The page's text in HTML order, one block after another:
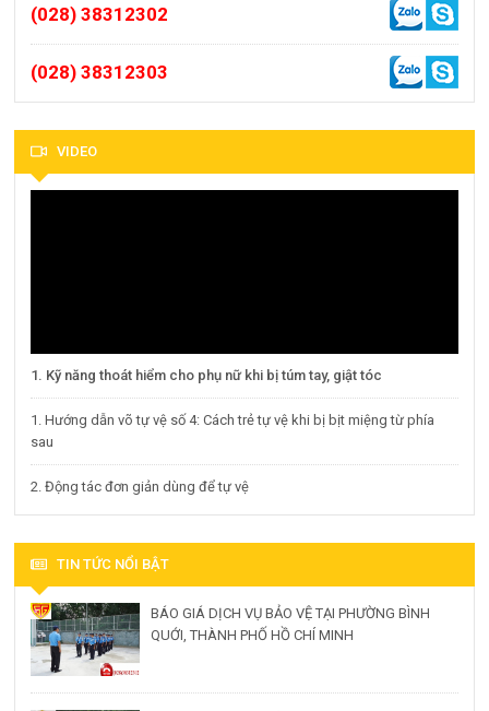
(028) 38312302
(028) 38312303
VIDEO
1. Kỹ năng thoát hiểm cho phụ nữ khi bị túm tay, giật tóc
1. Hướng dẫn võ tự vệ số 4: Cách trẻ tự vệ khi bị bịt miệng từ phía
sau
2. Động tác đơn giản dùng để tự vệ
TIN TỨC NỔI BẬT
BÁO GIÁ DỊCH VỤ BẢO VỆ TẠI PHƯỜNG BÌNH
QUỚI, THÀNH PHỐ HỒ CHÍ MINH